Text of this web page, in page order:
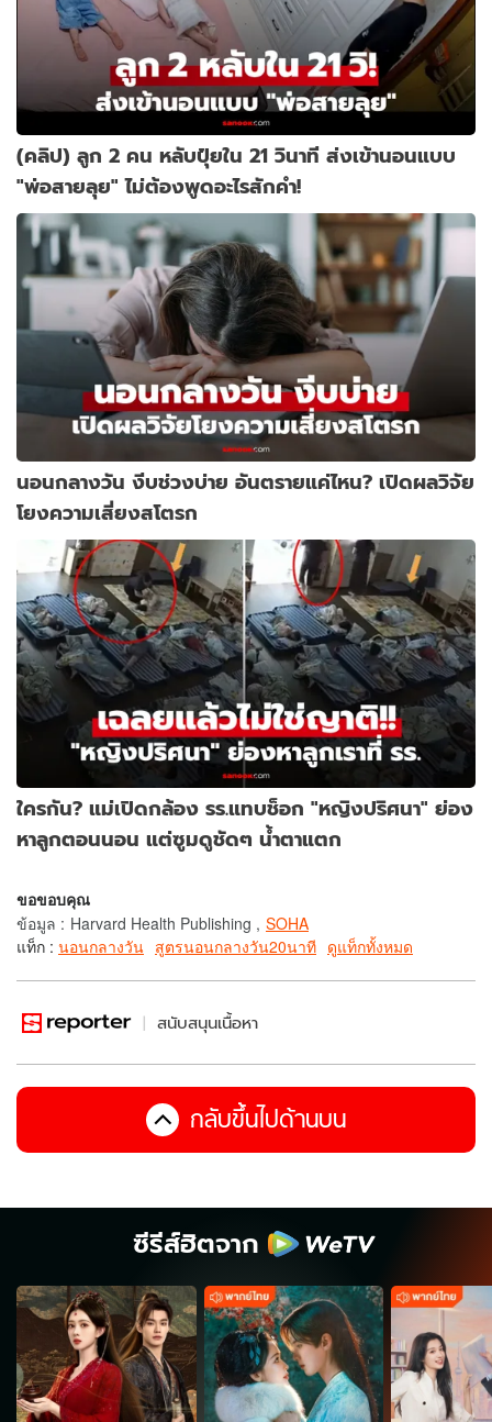
(คลิป) ลูก 2 คน หลับปุ๋ยใน 21 วินาที ส่งเข้านอนแบบ
"พ่อสายลุย" ไม่ต้องพูดอะไรสักคำ!
นอนกลางวัน งีบช่วงบ่าย อันตรายแค่ไหน? เปิดผลวิจัย
โยงความเสี่ยงสโตรก
ใครกัน? แม่เปิดกล้อง รร.แทบช็อก "หญิงปริศนา" ย่อง
หาลูกตอนนอน แต่ซูมดูชัดๆ น้ำตาแตก
ขอขอบคุณ
ข้อมูล : Harvard Health Publishing , SOHA
แท็ก : นอนกลางวัน สูตรนอนกลางวัน20นาที ดูแท็กทั้งหมด
สนับสนุนเนื้อหา
กลับขึ้นไปด้านบน
ซีรีส์ฮิตจาก